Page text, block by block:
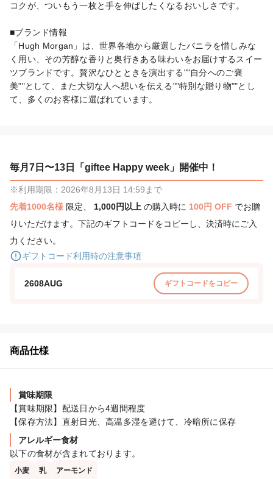
コクが、ついもう一枚と手を伸ばしたくなるおいしさです。
■ブランド情報
「Hugh Morgan」は、世界各地から厳選したバニラを惜しみな
く用い、その芳醇な香りと奥行きある味わいをお届けするスイー
ツブランドです。贅沢なひとときを演出する""自分へのご褒
美""として、また大切な人へ想いを伝える""特別な贈り物""とし
て、多くのお客様に選ばれています。
毎月7日〜13日「giftee Happy week」開催中！
※利用期限：2026年8月13日 14:59まで
先着1000名様 限定、 1,000円以上 の購入時に 100円 OFF でお贈
りいただけます。下記のギフトコードをコピーし、決済時にご入
力ください。
ギフトコード利用時の注意事項
2608AUG ギフトコードをコピー
商品仕様
賞味期限
【賞味期限】配送日から4週間程度
【保存方法】直射日光、高温多湿を避けて、冷暗所に保存
アレルギー食材
以下の食材が含まれております。
小麦 乳 アーモンド